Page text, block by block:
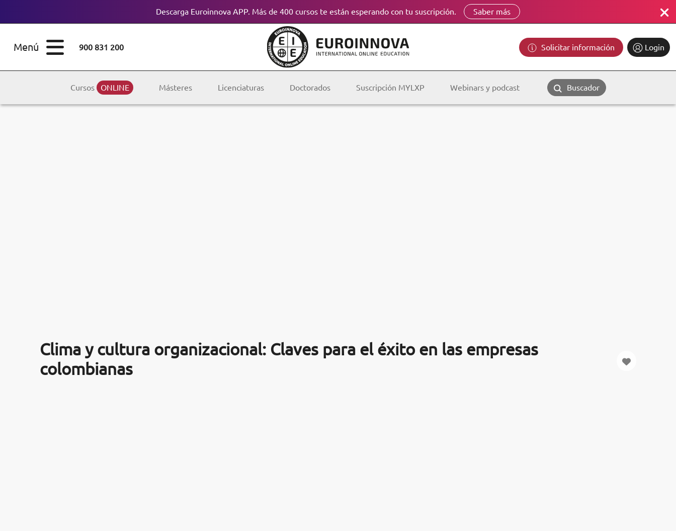
Descarga Euroinnova APP. Más de 400 cursos te están esperando con tu suscripción. Saber más
Menú 900 831 200 Solicitar información Login
formacion@euroinnova.com
ESTUDIOS
Licenciaturas
Doctorados
Cursos ONLINE Másteres Licenciaturas Doctorados Suscripción MYLXP Webinars y podcast Buscador
Clima y cultura organizacional: Claves para el éxito en las empresas
colombianas